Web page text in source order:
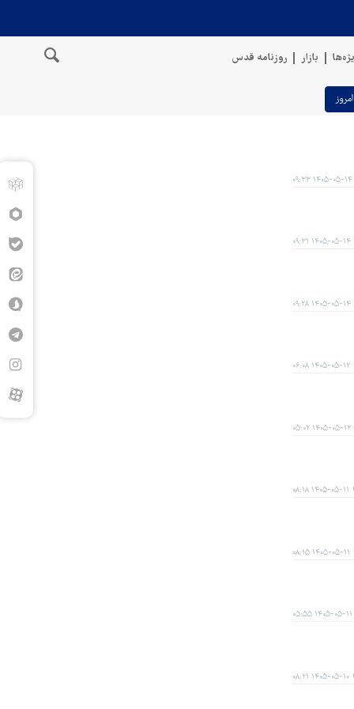
بازار روزنامه قدس
۱۴۰۵-۰۵-۱۴ ۰۹:۳۳
۱۴۰۵-۰۵-۱۴ ۰۹:۳۱
۱۴۰۵-۰۵-۱۴ ۰۹:۲۸
۱۴۰۵-۰۵-۱۲ ۰۶:۰۸
۱۴۰۵-۰۵-۱۲ ۰۵:۰۲
۱۴۰۵-۰۵-۱۱ ۰۸:۱۸
۱۴۰۵-۰۵-۱۱ ۰۸:۱۵
۱۴۰۵-۰۵-۱۱ ۰۵:۵۵
۱۴۰۵-۰۵-۱۰ ۰۸:۲۱